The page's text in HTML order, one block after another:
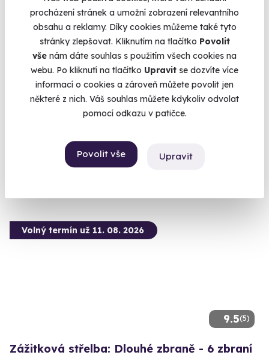
procházení stránek a umožní zobrazení relevantního
obsahu a reklamy. Díky cookies můžeme také tyto
stránky zlepšovat. Kliknutím na tlačítko Povolit
vše nám dáte souhlas s použitím všech cookies na
webu. Po kliknutí na tlačítko Upravit se dozvíte více
informací o cookies a zároveň můžete povolit jen
některé z nich. Váš souhlas můžete kdykoliv odvolat
pomocí odkazu v patičce.
Povolit vše Upravit
9.4
Zážitková střelba: Speciální jednotky - 10
zbraní
Vystřílejte 80 nábojů jako člen elitní jednotky URNA.
1 999 Kč
9.5(5)
Volný termín už 11. 08. 2026
Zážitková střelba: Dlouhé zbraně - 6 zbraní